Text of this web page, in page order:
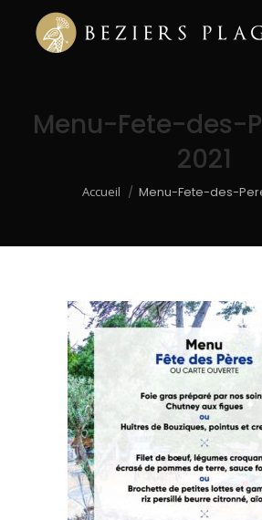
Menu-Fete-des-
2021
Vous êtes ici :
Accueil Menu-Fete-des-